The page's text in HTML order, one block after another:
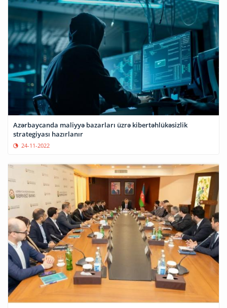
Azərbaycanda maliyyə bazarları üzrə kibertəhlükəsizlik
strategiyası hazırlanır
24-11-2022